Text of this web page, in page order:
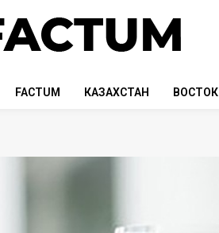
FACTUM КАЗАХСТАН ВОСТОК